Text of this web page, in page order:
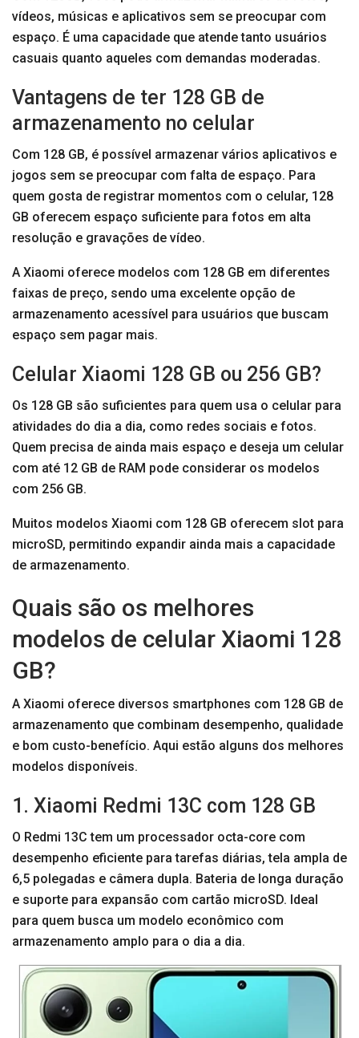
vídeos, músicas e aplicativos sem se preocupar com
espaço. É uma capacidade que atende tanto usuários
casuais quanto aqueles com demandas moderadas.
Vantagens de ter 128 GB de
armazenamento no celular
Com 128 GB, é possível armazenar vários aplicativos e
jogos sem se preocupar com falta de espaço. Para
quem gosta de registrar momentos com o celular, 128
GB oferecem espaço suficiente para fotos em alta
resolução e gravações de vídeo.
A Xiaomi oferece modelos com 128 GB em diferentes
faixas de preço, sendo uma excelente opção de
armazenamento acessível para usuários que buscam
espaço sem pagar mais.
Celular Xiaomi 128 GB ou 256 GB?
Os 128 GB são suficientes para quem usa o celular para
atividades do dia a dia, como redes sociais e fotos.
Quem precisa de ainda mais espaço e deseja um celular
com até 12 GB de RAM pode considerar os modelos
com 256 GB.
Muitos modelos Xiaomi com 128 GB oferecem slot para
microSD, permitindo expandir ainda mais a capacidade
de armazenamento.
Quais são os melhores
modelos de celular Xiaomi 128
GB?
A Xiaomi oferece diversos smartphones com 128 GB de
armazenamento que combinam desempenho, qualidade
e bom custo-benefício. Aqui estão alguns dos melhores
modelos disponíveis.
1. Xiaomi Redmi 13C com 128 GB
O Redmi 13C tem um processador octa-core com
desempenho eficiente para tarefas diárias, tela ampla de
6,5 polegadas e câmera dupla. Bateria de longa duração
e suporte para expansão com cartão microSD. Ideal
para quem busca um modelo econômico com
armazenamento amplo para o dia a dia.